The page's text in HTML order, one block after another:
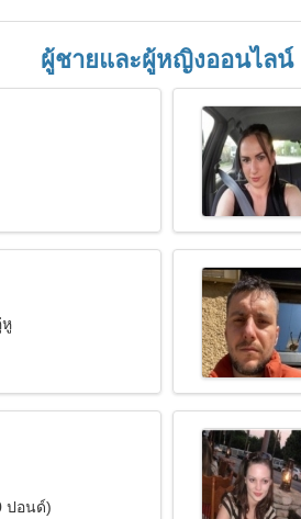
ผู้ชายและผู้หญิงออนไลน์
ปอนด์)